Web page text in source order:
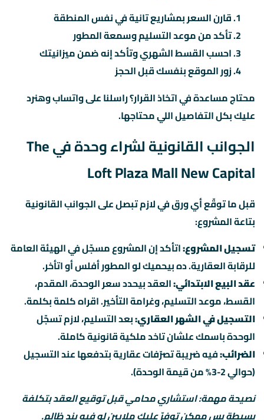
قارن السعر بمشاريع تانية في نفس المنطقة
تأكد من موعد التسليم وسمعة المطور
احسب القسط الشهري وتأكد إنه ضمن ميزانيتك
زور الموقع بنفسك قبل الحجز
محتاج مساعدة في اتخاذ القرار؟ راسلنا على واتساب وهنرد
عليك بكل التفاصيل اللي محتاجها.
الجوانب القانونية لشراء وحدة في The
Loft Plaza Mall New Capital
قبل ما توقّع أي ورق في لازم تبصل على الجوانب القانونية
بتاعة المشروع:
تسجيل المشروع:اتأكد إن المشروع مسجّل في الهيئة العامة
للرقابة العقارية. ده بيحميك لو المطور أفلس أو اتأخر.
عقد البيع الابتدائي:العقد بيحدد سعر الوحدة، المقدم،
القسط، موعد التسليم، وغرامة التأخير. اقراه كلمة بكلمة.
التسجيل في الشهر العقاري:بعد التسليم، لازم تسجّل
الوحدة باسمك علشان تاخد ملكية قانونية كاملة.
الضرائب:فيه ضريبة تصرّفات عقارية بتدفعها عند التسجيل
(حوالي 2-3% من قيمة الوحدة).
نصيحة مهمة: استشاري محامي قبل توقيع العقد بتكلفة
بسيطة بس ممكن توفرّ عليك ملايين لو فيه بند ظالم.